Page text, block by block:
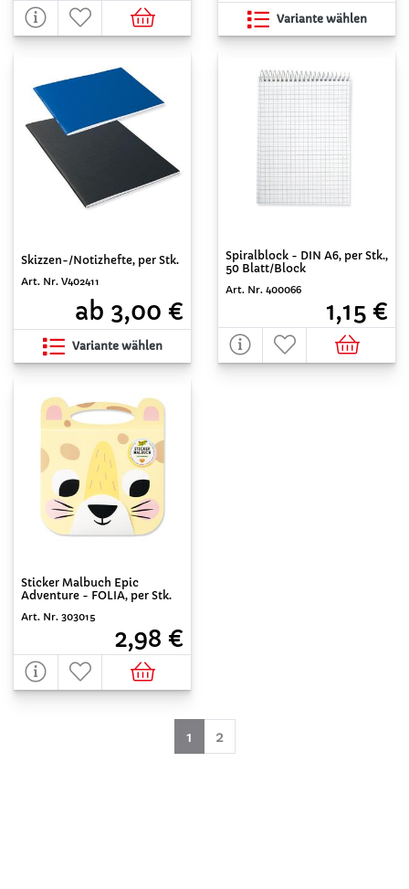
Variante wählen
Skizzen-/Notizhefte, per Stk.
Art. Nr. V402411
ab 3,00 €
Variante wählen
Spiralblock - DIN A6, per Stk.,
50 Blatt/Block
Art. Nr. 400066
1,15 €
Sticker Malbuch Epic
Adventure - FOLIA, per Stk.
Art. Nr. 303015
2,98 €
1 (aktuell)
2